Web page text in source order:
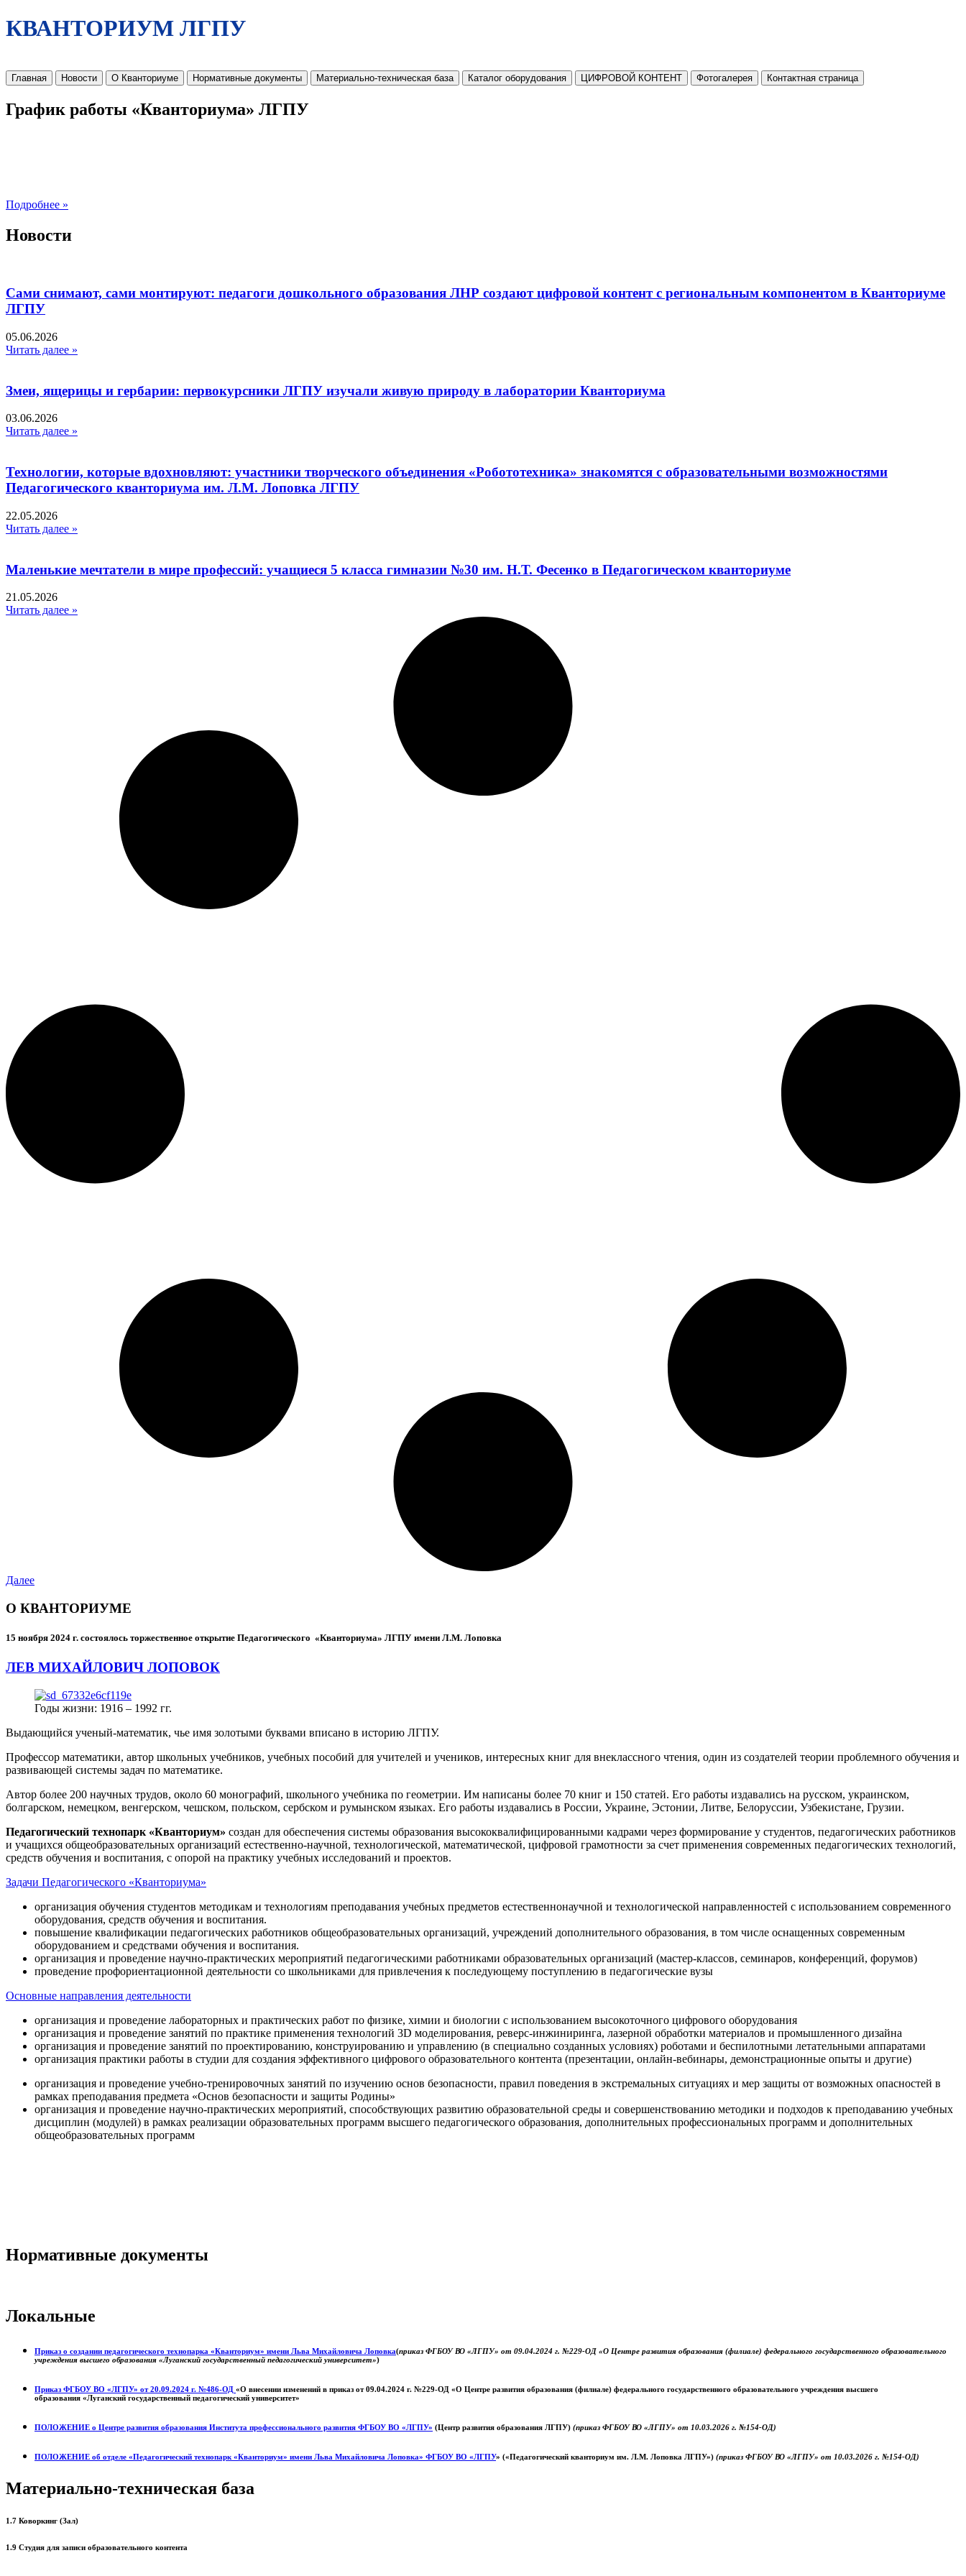
КВАНТОРИУМ ЛГПУ
Главная Новости О Кванториуме Нормативные документы Материально-техническая база Каталог оборудования ЦИФРОВОЙ КОНТЕНТ Фотогалерея Контактная страница
График работы «Кванториума» ЛГПУ
Подробнее »
Новости
Сами снимают, сами монтируют: педагоги дошкольного образования ЛНР создают цифровой контент с региональным компонентом в Кванториуме
ЛГПУ​
05.06.2026
Читать далее »
Змеи, ящерицы и гербарии: первокурсники ЛГПУ изучали живую природу в лаборатории Кванториума
03.06.2026
Читать далее »
Технологии, которые вдохновляют: участники творческого объединения «Робототехника» знакомятся с образовательными возможностями
Педагогического кванториума им. Л.М. Лоповка ЛГПУ
22.05.2026
Читать далее »
Маленькие мечтатели в мире профессий: учащиеся 5 класса гимназии №30 им. Н.Т. Фесенко в Педагогическом кванториуме
21.05.2026
Читать далее »
Далее
О КВАНТОРИУМЕ
15 ноября 2024 г. состоялось торжественное открытие Педагогического «Кванториума» ЛГПУ имени Л.М. Лоповка
ЛЕВ МИХАЙЛОВИЧ ЛОПОВОК
Годы жизни: 1916 – 1992 гг.
Выдающийся ученый-математик, чье имя золотыми буквами вписано в историю ЛГПУ.
Профессор математики, автор школьных учебников, учебных пособий для учителей и учеников, интересных книг для внеклассного чтения, один из создателей теории проблемного обучения и
развивающей системы задач по математике.
Автор более 200 научных трудов, около 60 монографий, школьного учебника по геометрии. Им написаны более 70 книг и 150 статей. Его работы издавались на русском, украинском,
болгарском, немецком, венгерском, чешском, польском, сербском и румынском языках. Его работы издавались в России, Украине, Эстонии, Литве, Белоруссии, Узбекистане, Грузии.
Педагогический технопарк «Кванториум» создан для обеспечения системы образования высококвалифицированными кадрами через формирование у студентов, педагогических работников
и учащихся общеобразовательных организаций естественно-научной, технологической, математической, цифровой грамотности за счет применения современных педагогических технологий,
средств обучения и воспитания, с опорой на практику учебных исследований и проектов.
Задачи Педагогического «Кванториума»
организация обучения студентов методикам и технологиям преподавания учебных предметов естественнонаучной и технологической направленностей с использованием современного
оборудования, средств обучения и воспитания.
повышение квалификации педагогических работников общеобразовательных организаций, учреждений дополнительного образования, в том числе оснащенных современным
оборудованием и средствами обучения и воспитания.
организация и проведение научно-практических мероприятий педагогическими работниками образовательных организаций (мастер-классов, семинаров, конференций, форумов)
проведение профориентационной деятельности со школьниками для привлечения к последующему поступлению в педагогические вузы
Основные направления деятельности
организация и проведение лабораторных и практических работ по физике, химии и биологии с использованием высокоточного цифрового оборудования
организация и проведение занятий по практике применения технологий 3D моделирования, реверс-инжиниринга, лазерной обработки материалов и промышленного дизайна
организация и проведение занятий по проектированию, конструированию и управлению (в специально созданных условиях) роботами и беспилотными летательными аппаратами
организация практики работы в студии для создания эффективного цифрового образовательного контента (презентации, онлайн-вебинары, демонстрационные опыты и другие)
организация и проведение учебно-тренировочных занятий по изучению основ безопасности, правил поведения в экстремальных ситуациях и мер защиты от возможных опасностей в
рамках преподавания предмета «Основ безопасности и защиты Родины»
организация и проведение научно-практических мероприятий, способствующих развитию образовательной среды и совершенствованию методики и подходов к преподаванию учебных
дисциплин (модулей) в рамках реализации образовательных программ высшего педагогического образования, дополнительных профессиональных программ и дополнительных
общеобразовательных программ
Нормативные документы
Локальные
Приказ о создании педагогического технопарка «Кванториум» имени Льва Михайловича Лоповка(приказ ФГБОУ ВО «ЛГПУ» от 09.04.2024 г. №229-ОД «О Центре развития образования (филиале) федерального государственного образовательного
учреждения высшего образования «Луганский государственный педагогический университет»)
Приказ ФГБОУ ВО «ЛГПУ» от 20.09.2024 г. №486-ОД «О внесении изменений в приказ от 09.04.2024 г. №229-ОД «О Центре развития образования (филиале) федерального государственного образовательного учреждения высшего
образования «Луганский государственный педагогический университет»
ПОЛОЖЕНИЕ о Центре развития образования Института профессионального развития ФГБОУ ВО «ЛГПУ» (Центр развития образования ЛГПУ) (приказ ФГБОУ ВО «ЛГПУ» от 10.03.2026 г. №154-ОД)
ПОЛОЖЕНИЕ об отделе «Педагогический технопарк «Кванториум» имени Льва Михайловича Лоповка» ФГБОУ ВО «ЛГПУ» («Педагогический кванториум им. Л.М. Лоповка ЛГПУ») (приказ ФГБОУ ВО «ЛГПУ» от 10.03.2026 г. №154-ОД)
Материально-техническая база
1.7 Коворкинг (Зал)
1.9 Студия для записи образовательного контента